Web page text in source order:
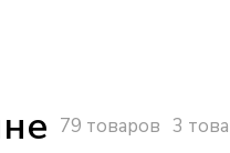
79 товаров 3